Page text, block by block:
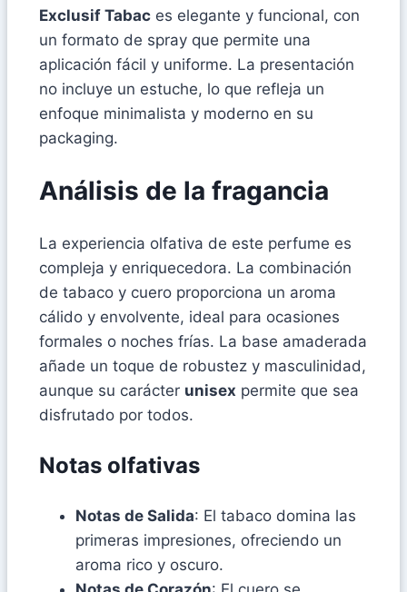
Exclusif Tabac es elegante y funcional, con
un formato de spray que permite una
aplicación fácil y uniforme. La presentación
no incluye un estuche, lo que refleja un
enfoque minimalista y moderno en su
packaging.
Análisis de la fragancia
La experiencia olfativa de este perfume es
compleja y enriquecedora. La combinación
de tabaco y cuero proporciona un aroma
cálido y envolvente, ideal para ocasiones
formales o noches frías. La base amaderada
añade un toque de robustez y masculinidad,
aunque su carácter unisex permite que sea
disfrutado por todos.
Notas olfativas
Notas de Salida: El tabaco domina las
primeras impresiones, ofreciendo un
aroma rico y oscuro.